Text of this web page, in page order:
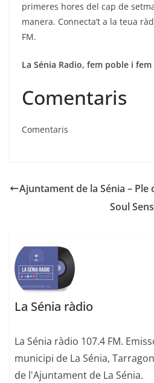
primeres hores del cap de
manera. Connecta’t a la teua
FM.
La Sénia Radio, fem poble i
Comentaris
Comentaris
Ajuntament de la Sénia –
Soul
La Sénia ràdio
La Sénia ràdio 107.4 FM.
municipi de La Sénia,
de l'Ajuntament de La Sénia.